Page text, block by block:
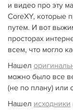
и видео про эту
CoreXY, которые
путем. И вот
просторах
всем, что могло
Нашел
можно было все
(не по плану) или
Нашел исходники